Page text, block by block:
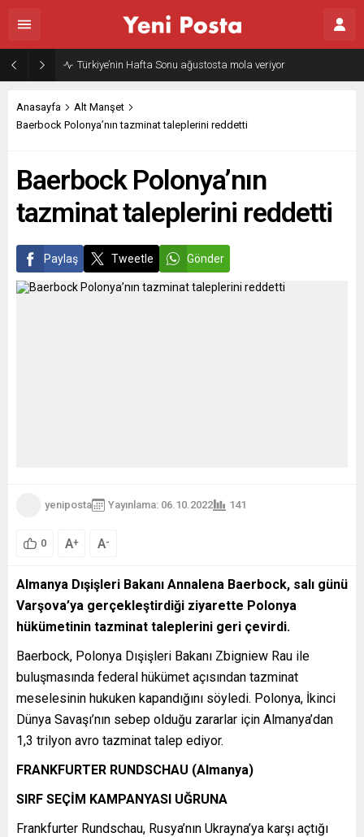
Gazze’nin geleceği: Teknokratik kontrol mü, kolonializm mi?
Anasayfa
Alt Manşet
Baerbock Polonya’nın tazminat taleplerini reddetti
Baerbock Polonya’nın
tazminat taleplerini reddetti
Paylaş Tweetle Gönder
yeniposta Yayınlama: 06.10.2022 141
0 A+ A-
Almanya Dışişleri Bakanı Annalena Baerbock, salı günü
Varşova’ya gerçekleştirdiği ziyarette Polonya
hükümetinin tazminat taleplerini geri çevirdi.
Baerbock, Polonya Dışişleri Bakanı Zbigniew Rau ile
buluşmasında federal hükümet açısından tazminat
meselesinin hukuken kapandığını söyledi. Polonya, İkinci
Dünya Savaşı’nın sebep olduğu zararlar için Almanya’dan
1,3 trilyon avro tazminat talep ediyor.
FRANKFURTER RUNDSCHAU (Almanya)
SIRF SEÇİM KAMPANYASI UĞRUNA
Frankfurter Rundschau, Rusya’nın Ukrayna’ya karşı açtığı